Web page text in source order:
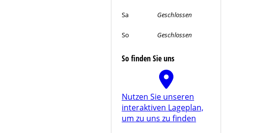
Sa Geschlossen
So Geschlossen
So finden Sie uns
Nutzen Sie unseren
interaktiven La­ge­plan,
um zu uns zu finden